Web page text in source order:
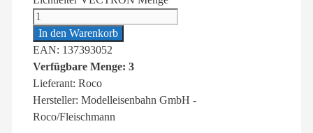
In den Warenkorb
EAN: 137393052
Verfügbare Menge: 3
Lieferant: Roco
Hersteller: Modelleisenbahn GmbH -
Roco/Fleischmann